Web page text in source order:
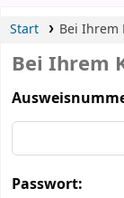
Start Bei Ihrem
Bei Ihrem
Passwort: